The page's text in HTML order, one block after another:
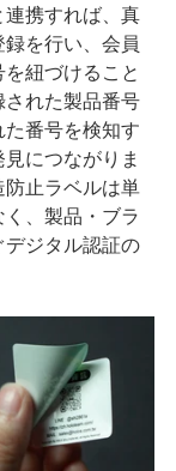
携すれば、真
を行い、会員
紐づけること
された製品番号
番号を検知す
につながりま
止ラベルは単
、製品・ブラ
ジタル認証の